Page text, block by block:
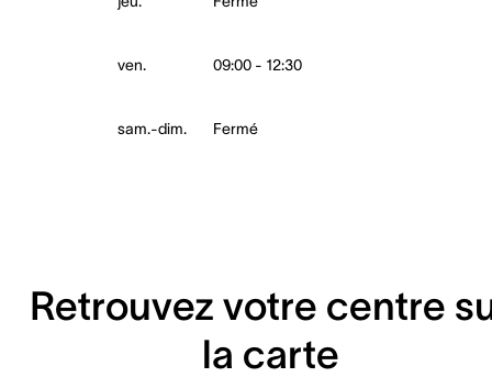
ven. 09:00 - 12:30
sam.-dim. Fermé
Retrouvez votre centre
la carte